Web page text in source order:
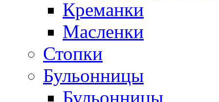
Креманки
Масленки
Стопки
Бульонницы
Бульонницы